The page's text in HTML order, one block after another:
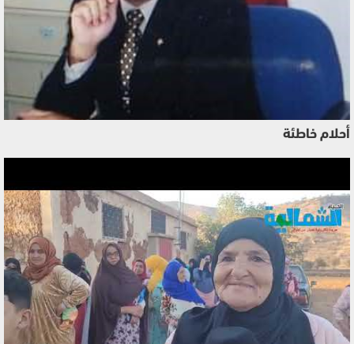
أحلام خاطئة